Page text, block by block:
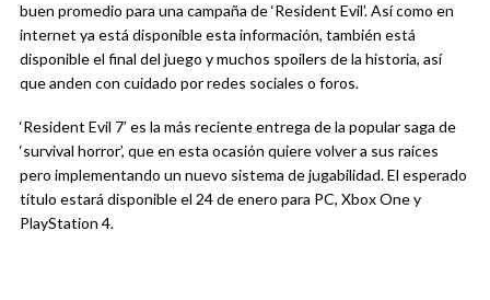
buen promedio para una campaña de ‘Resident Evil’. Así como en
internet ya está disponible esta información, también está
disponible el final del juego y muchos spoilers de la historia, así
que anden con cuidado por redes sociales o foros.
‘Resident Evil 7’ es la más reciente entrega de la popular saga de
‘survival horror’, que en esta ocasión quiere volver a sus raíces
pero implementando un nuevo sistema de jugabilidad. El esperado
título estará disponible el 24 de enero para PC, Xbox One y
PlayStation 4.